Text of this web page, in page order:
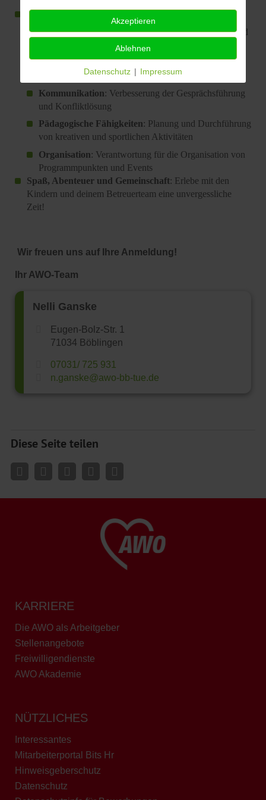
Persönliche Weiterentwicklung
in folgenden Bereichen:
Führungskompetenz: Verantwortung übernehmen und
Teamarbeit: Zusammenarbeit mit anderen Betreuern
und Betreuerinnen
Kommunikation: Verbesserung der Gesprächsführung
und Konfliktlösung
Pädagogische Fähigkeiten: Planung und Durchführung
von kreativen und sportlichen Aktivitäten
Organisation: Verantwortung für die Organisation von
Programmpunkten und Events
Spaß, Abenteuer und Gemeinschaft: Erlebe mit den
Kindern und deinem Betreuerteam eine unvergessliche
Zeit!
Wir freuen uns auf Ihre Anmeldung!
Ihr AWO-Team
Nelli Ganske
Eugen-Bolz-Str. 1
71034 Böblingen
07031/ 725 931
n.ganske@awo-bb-tue.de
Diese Seite teilen
KARRIERE
Die AWO als Arbeitgeber
Stellenangebote
Freiwilligendienste
AWO Akademie
NÜTZLICHES
Interessantes
Mitarbeiterportal Bits Hr
Hinweisgeberschutz
Datenschutz
Akzeptieren
Ablehnen
Datenschutz | Impressum